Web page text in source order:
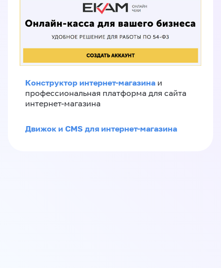
Конструктор интернет-магазина и
профессиональная платформа для сайта
интернет-магазина
Движок и CMS для интернет-магазина